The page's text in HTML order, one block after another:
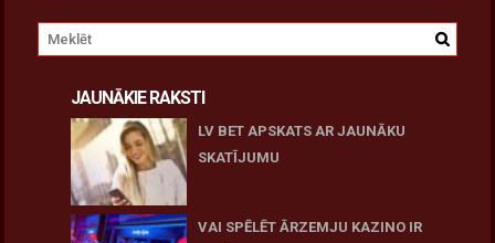
JAUNĀKIE RAKSTI
LV BET APSKATS AR JAUNĀKU
SKATĪJUMU
VAI SPĒLĒT ĀRZEMJU KAZINO IR